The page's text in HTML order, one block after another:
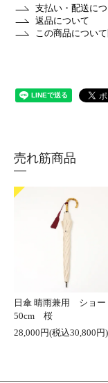
支払い・配送に
返品について
この商品につい
売れ筋商品
日傘 晴雨兼用 ショー
50cm 桜
28,000円(税込30,800円)